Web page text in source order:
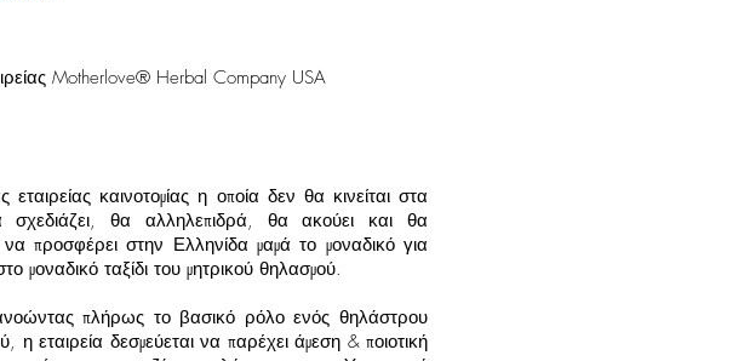
Motherlove® Herbal Company USA
καινοτομίας η οποία δεν θα κινείται στα
σχεδιάζει, θα αλληλεπιδρά, θα ακούει και θα
να προσφέρει στην Ελληνίδα μαμά το μοναδικό για
ταξίδι του μητρικού θηλασμού.
πλήρως το βασικό ρόλο ενός θηλάστρου
εταιρεία δεσμεύεται να παρέχει άμεση & ποιοτική